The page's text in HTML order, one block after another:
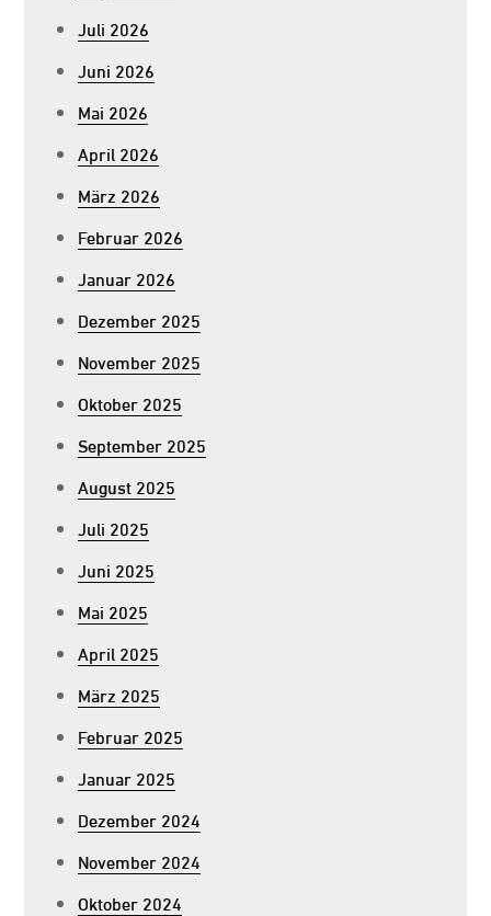
Juli 2026
Juni 2026
Mai 2026
April 2026
März 2026
Februar 2026
Januar 2026
Dezember 2025
November 2025
Oktober 2025
September 2025
August 2025
Juli 2025
Juni 2025
Mai 2025
April 2025
März 2025
Februar 2025
Januar 2025
Dezember 2024
November 2024
Oktober 2024